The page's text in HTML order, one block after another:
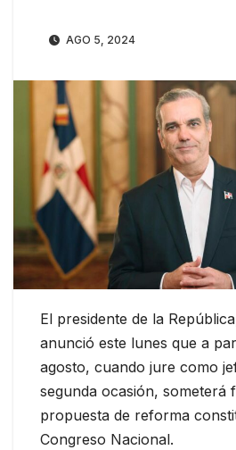
AGO 5, 2024
El presidente de la
anunció este lunes que a
agosto, cuando jure como
segunda ocasión, someterá
propuesta de reforma
Congreso Nacional.